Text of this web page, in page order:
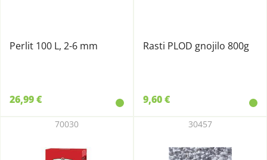
Perlit 100 L, 2-6 mm
26,99 €
Rasti PLOD gnojilo 800g
9,60 €
70030 30457